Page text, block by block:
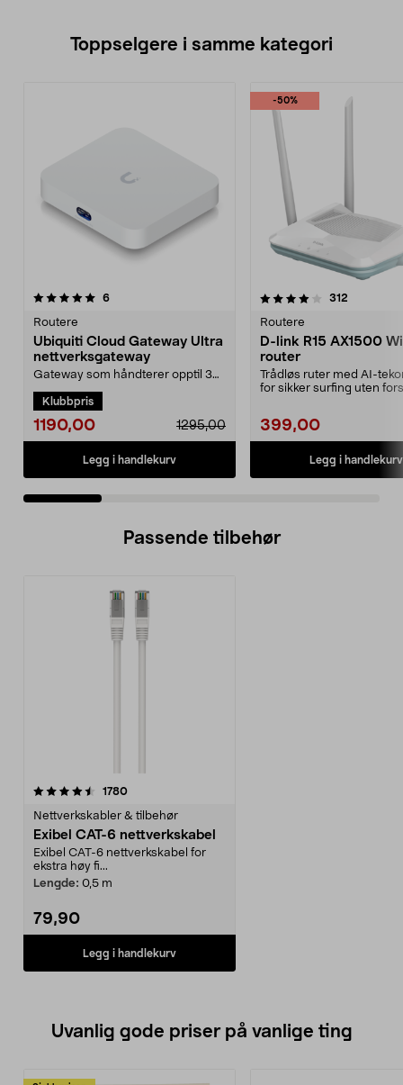
Toppselgere i samme kategori
6anmeldelser
Routere
Ubiquiti Cloud Gateway Ultra
nettverksgateway
Gateway som håndterer opptil 30
Ubiquiti Cloud Ga...
Klubbpris
1190,00 1295,00
Legg i handlekurv
-50%
4.0 av 5 stjerner 312
Routere
D-link R15 AX1500
router
Trådløs ruter med AI-
for sikker surfing uten
399,00
Legg i handlekurv
4.5 av 5 stjerner
Passende tilbehør
1780anmeldelser
Nettverkskabler & tilbehør
Exibel CAT-6 nettverkskabel
Exibel CAT-6 nettverkskabel for
ekstra høy fi...
Lengde: 0,5 m
79,90
Legg i handlekurv
Uvanlig gode priser på vanlige ting